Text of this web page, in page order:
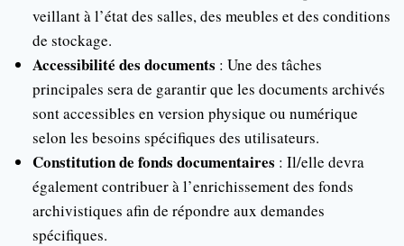
veillant à l’état des salles, des meubles et des conditions
de stockage.
Accessibilité des documents : Une des tâches
principales sera de garantir que les documents archivés
sont accessibles en version physique ou numérique
selon les besoins spécifiques des utilisateurs.
Constitution de fonds documentaires : Il/elle devra
également contribuer à l’enrichissement des fonds
archivistiques afin de répondre aux demandes
spécifiques.